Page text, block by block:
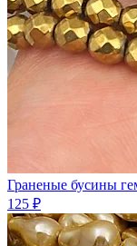
Граненые бусины
125 ₽